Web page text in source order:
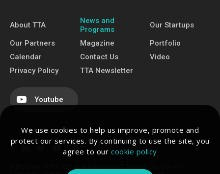
We use cookies to help us improve, promote and
protect our services. By continuing to use the site, you
agree to our cookie policy
About TTA
News and
Programs
Our Startups
Our Partners Magazine
Portfolio
Calendar
Contact Us
Video
Privacy Policy
TTA Newsletter
Youtube